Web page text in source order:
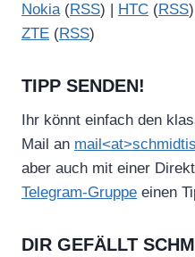
Nokia(RSS) | HTC (RSS)
ZTE (RSS)
TIPP SENDEN!
Ihr könnt einfach den
Mail an
aber auch mit einer
Telegram-Gruppe einen
DIR GEFÄLLT